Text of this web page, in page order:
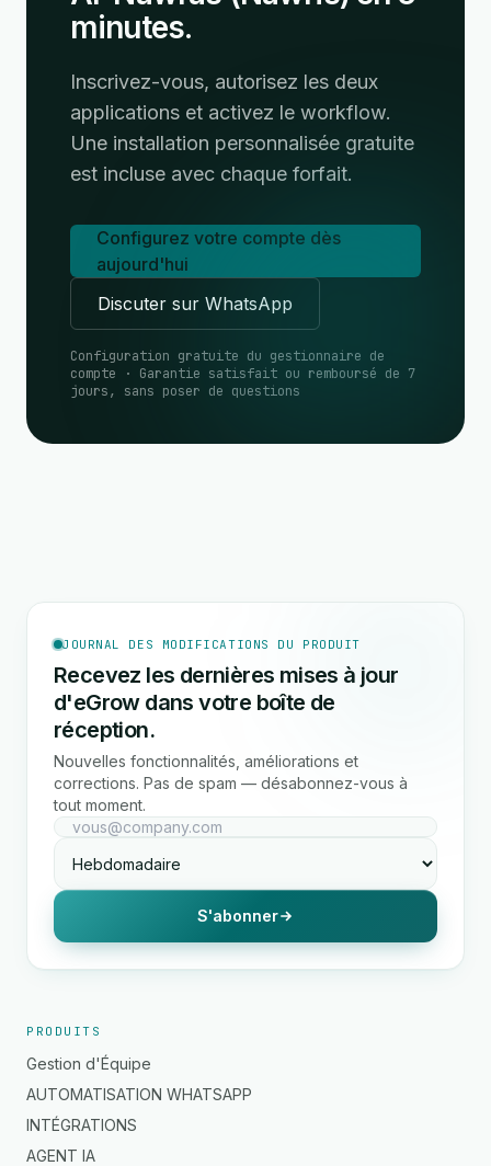
minutes.
Inscrivez-vous, autorisez les deux
applications et activez le workflow.
Une installation personnalisée gratuite
est incluse avec chaque forfait.
Configurez votre compte dès
aujourd'hui
Discuter sur WhatsApp
Configuration gratuite du gestionnaire de
compte · Garantie satisfait ou remboursé de 7
jours, sans poser de questions
JOURNAL DES MODIFICATIONS DU PRODUIT
Recevez les dernières mises à jour
d'eGrow dans votre boîte de
réception.
Nouvelles fonctionnalités, améliorations et
corrections. Pas de spam — désabonnez-vous à
tout moment.
S'abonner
PRODUITS
Gestion d'Équipe
AUTOMATISATION WHATSAPP
INTÉGRATIONS
AGENT IA